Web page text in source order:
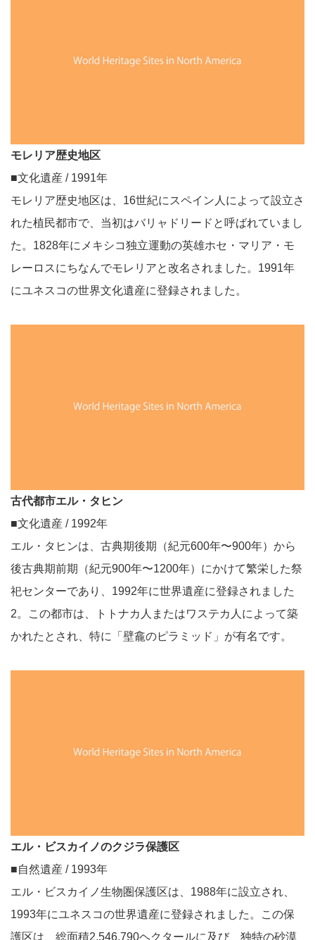
モレリア歴史地区
■文化遺産 / 1991年
モレリア歴史地区は、16世紀にスペイン人によって設立さ
れた植民都市で、当初はバリャドリードと呼ばれていまし
た。1828年にメキシコ独立運動の英雄ホセ・マリア・モ
レーロスにちなんでモレリアと改名されました。1991年
にユネスコの世界文化遺産に登録されました。
古代都市エル・タヒン
■文化遺産 / 1992年
エル・タヒンは、古典期後期（紀元600年〜900年）から
後古典期前期（紀元900年〜1200年）にかけて繁栄した祭
祀センターであり、1992年に世界遺産に登録されました
2。この都市は、トトナカ人またはワステカ人によって築
かれたとされ、特に「壁龕のピラミッド」が有名です。
エル・ビスカイノのクジラ保護区
■自然遺産 / 1993年
エル・ビスカイノ生物圏保護区は、1988年に設立され、
1993年にユネスコの世界遺産に登録されました。この保
護区は、総面積2,546,790ヘクタールに及び、独特の砂漠